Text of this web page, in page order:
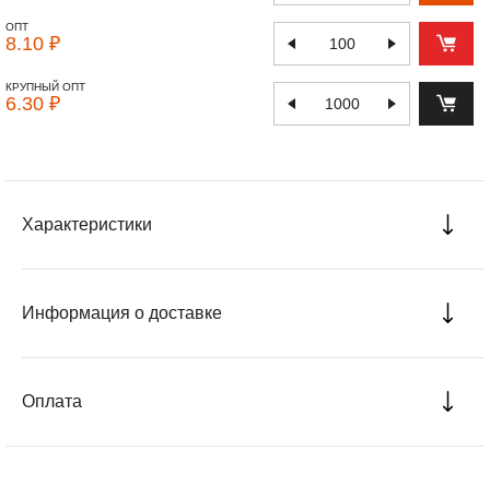
ОПТ
8.10 ₽
КРУПНЫЙ ОПТ
6.30 ₽
Характеристики
Информация о доставке
Оплата